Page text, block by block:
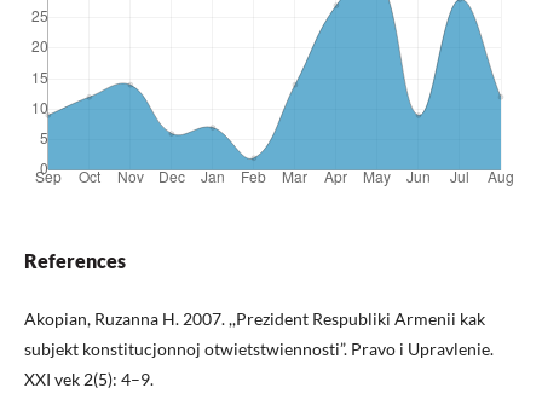
References
Akopian, Ruzanna H. 2007. ,,Prezident Respubliki Armenii kak
subjekt konstitucjonnoj otwietstwiennosti”. Pravo i Upravlenie.
XXI vek 2(5): 4–9.